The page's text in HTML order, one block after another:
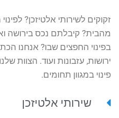
זקוקים לשירותי אלטיזכן?
מהבית? קיבלתם נכס בירושה
בפינוי החפצים שבו? אנחנו
ירושות, עזבונות ועוד. הצוות
פינוי במגוון תחומים.
שירותי אלטיזכן